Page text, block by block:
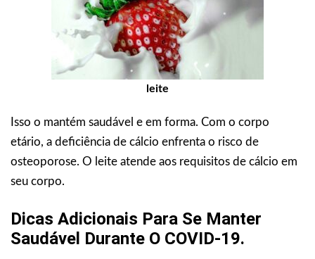
leite
Isso o mantém saudável e em forma. Com o corpo
etário, a deficiência de cálcio enfrenta o risco de
osteoporose. O leite atende aos requisitos de cálcio em
seu corpo.
Dicas Adicionais Para Se Manter
Saudável Durante O COVID-19.